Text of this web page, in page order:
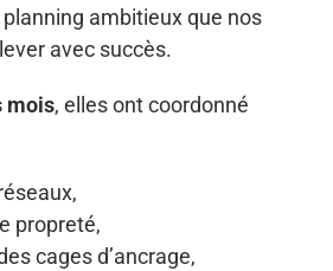
planning ambitieux que nos
avec succès.
mois, elles ont coordonné
propreté,
cages d’ancrage,